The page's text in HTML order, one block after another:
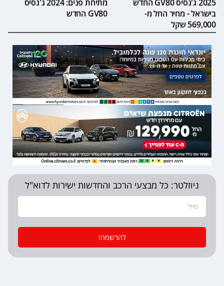
2025 ג'נסיס GV80 החדש
בישראל - מחיר החל מ-
569,000 שקל
מתיחת פנים: 2024 ג'נסיס
GV80 החדש
ניוזלטר: כל מבצעי הרכב והחדשות ישירות לדוא"ל
להרשמה!